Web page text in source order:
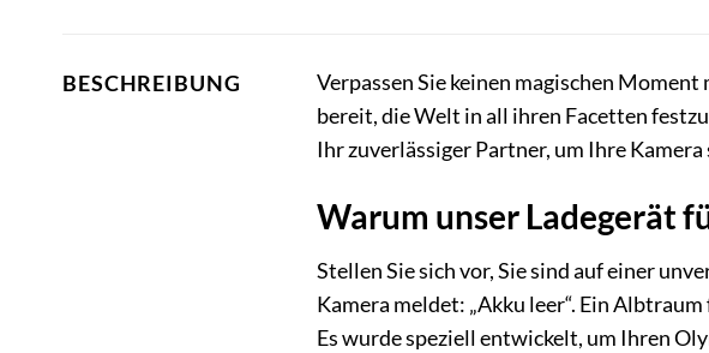
BESCHREIBUNG Verpassen Sie keinen magischen
bereit, die Welt in all ihren Facetten
Ihr zuverlässiger Partner, um Ihre
Warum unser Ladegerät
Stellen Sie sich vor, Sie sind auf einer
Kamera meldet: „Akku leer“. Ein
Es wurde speziell entwickelt, um Ihren